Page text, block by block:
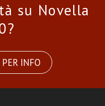
su Novella
INFO